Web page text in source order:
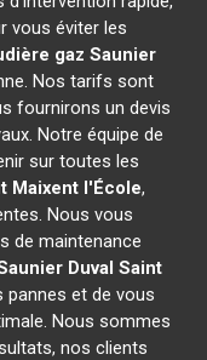
vous éviter les
gaz Saunier
Nos tarifs sont
fournirons un devis
Notre équipe de
sur toutes les
Maixent l'École,
Nous vous
de maintenance
Duval Saint
pannes et de vous
Nous sommes
nos clients